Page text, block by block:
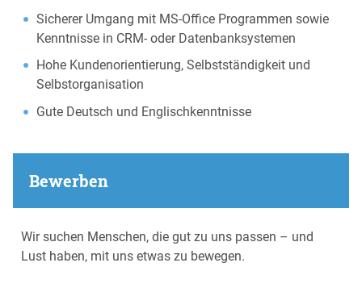
Sicherer Umgang mit MS-Office Programmen sowie
Kenntnisse in CRM- oder Datenbanksystemen
Hohe Kundenorientierung, Selbstständigkeit und
Selbstorganisation
Gute Deutsch und Englischkenntnisse
Bewerben
Wir suchen Menschen, die gut zu uns passen – und
Lust haben, mit uns etwas zu bewegen.